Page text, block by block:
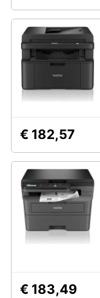
€ 182,57
€ 183,49